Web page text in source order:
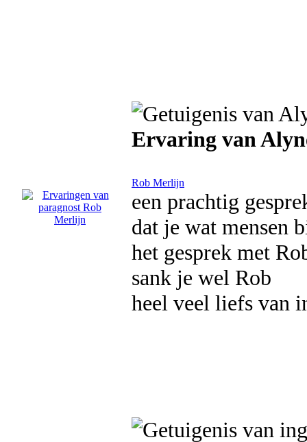
Ervaring van
Rob Merlijn
een prachtig
dat je wat mensen
het gesprek met
sank je wel Rob
heel veel liefs van